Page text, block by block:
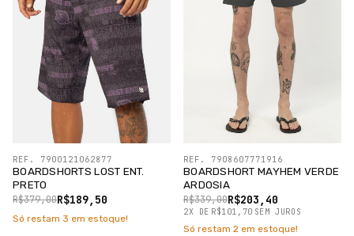
BOARDSHORTS LOST ENT.
PRETO
R$189,50
R$379,00
REF. 7900121062877
Só restam 3 em estoque!
BOARDSHORT MAYHEM VERDE
ARDOSIA
R$203,40
R$339,00
2X DE R$101,70 SEM JUROS
REF. 7908607771916
Só restam 2 em estoque!